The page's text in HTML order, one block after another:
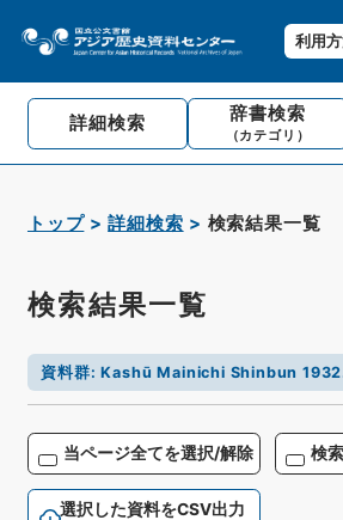
利用
詳細検索 辞書検索
（カテゴリ）
トップ 詳細検索 検索結果一覧
検索結果一覧
資料群:Kashū Mainichi Shinbun
当ページ全てを選択/解除 検
選択した資料をCSV出力